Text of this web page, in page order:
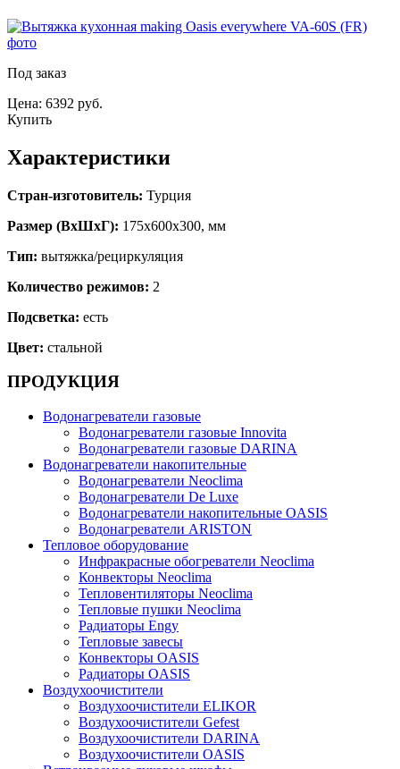
Под заказ
Цена: 6392 руб.
Купить
Характеристики
Стран-изготовитель: Турция
Размер (ВхШхГ): 175х600х300, мм
Тип: вытяжка/рециркуляция
Количество режимов: 2
Подсветка: есть
Цвет: стальной
ПРОДУКЦИЯ
Водонагреватели газовые
Водонагреватели газовые Innovita
Водонагреватели газовые DARINA
Водонагреватели накопительные
Водонагреватели Neoclima
Водонагреватели De Luxe
Водонагреватели накопительные OASIS
Водонагреватели ARISTON
Тепловое оборудование
Инфракрасные обогреватели Neoclima
Конвекторы Neoclima
Тепловентиляторы Neoclima
Тепловые пушки Neoclima
Радиаторы Engy
Тепловые завесы
Конвекторы OASIS
Радиаторы OASIS
Воздухоочистители
Воздухоочистители ELIKOR
Воздухоочистители Gefest
Воздухоочистители DARINA
Воздухоочистители OASIS